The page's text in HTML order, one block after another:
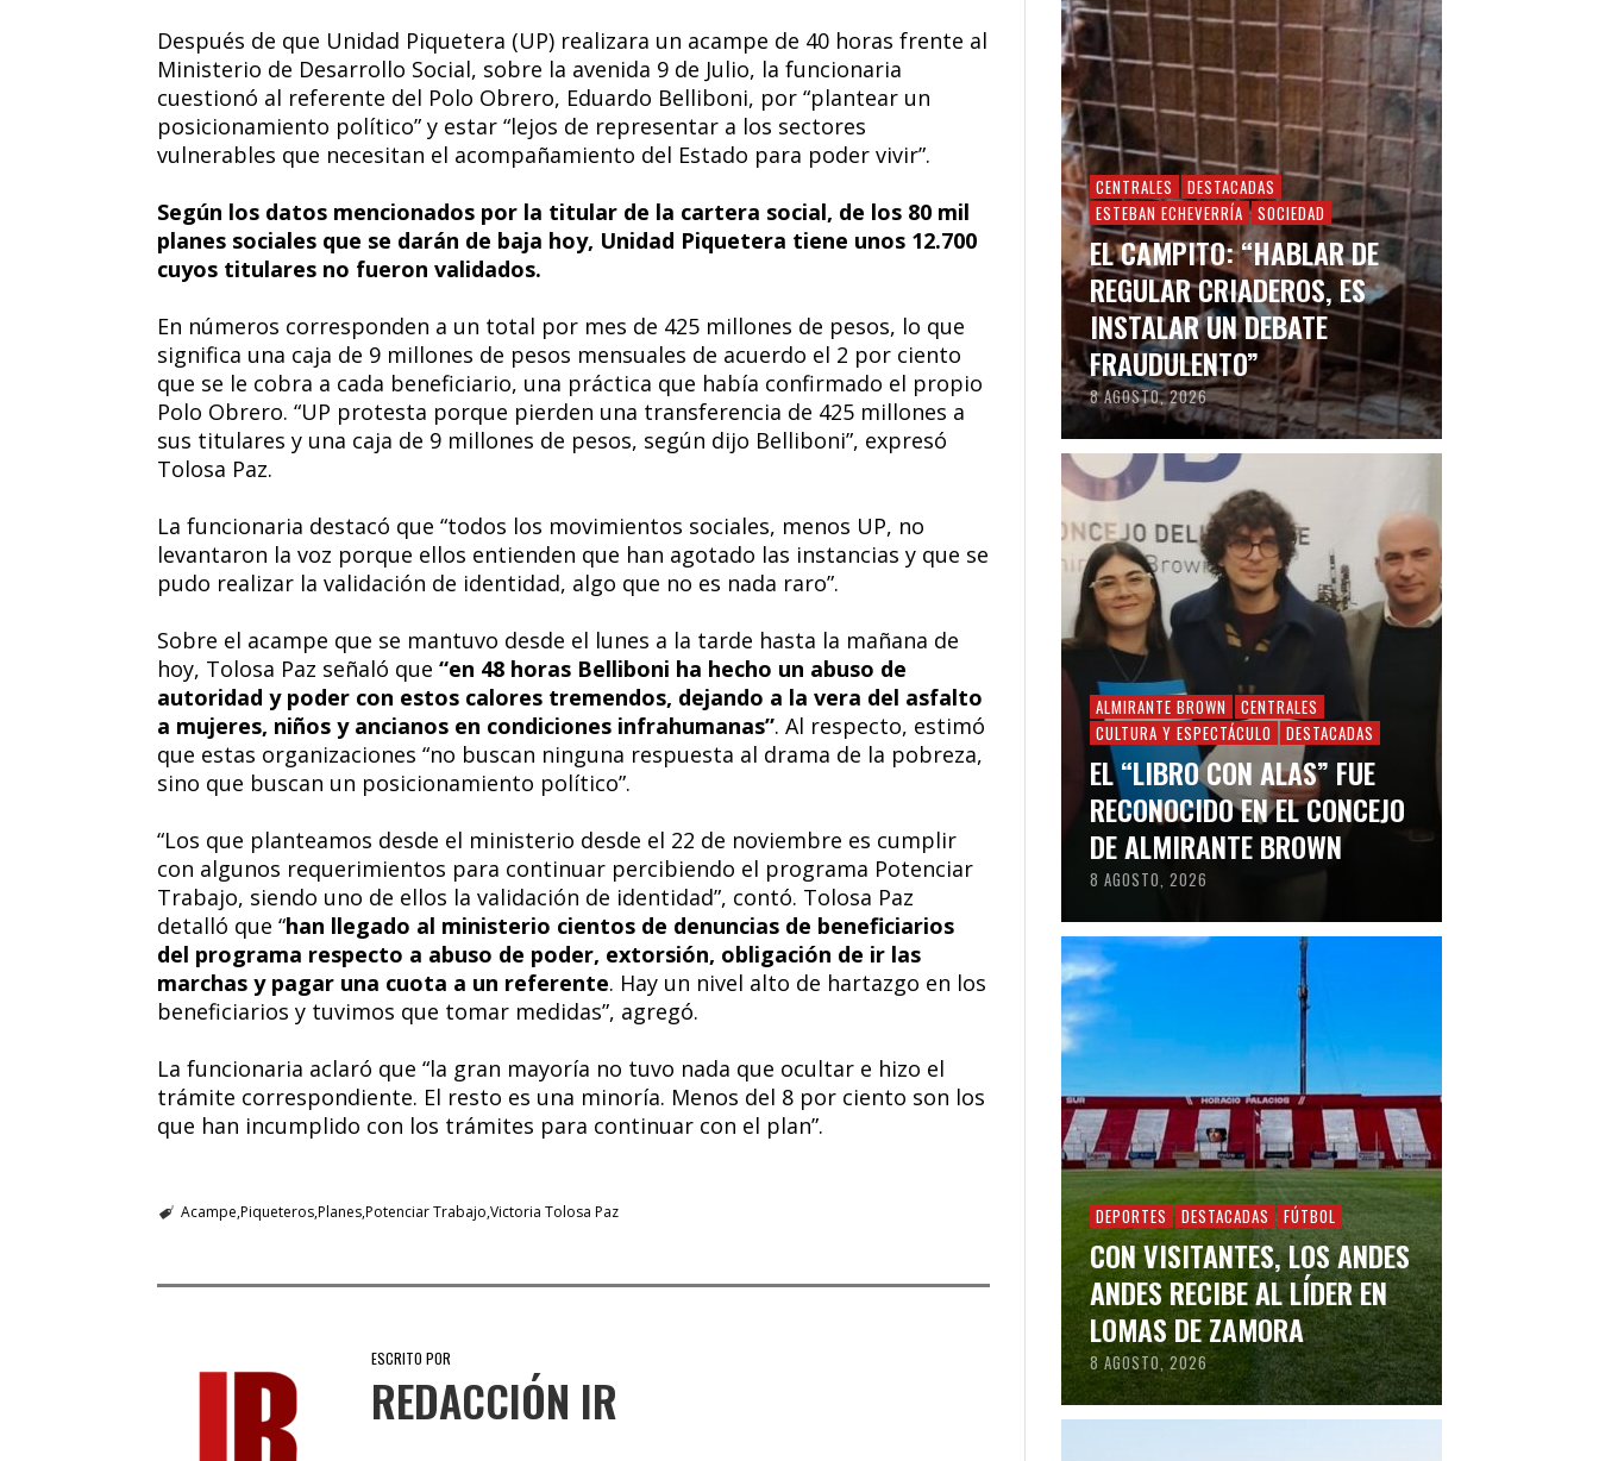
Después de que Unidad Piquetera (UP) realizara un acampe de 40 horas frente al
Ministerio de Desarrollo Social, sobre la avenida 9 de Julio, la funcionaria
cuestionó al referente del Polo Obrero, Eduardo Belliboni, por “plantear un
posicionamiento político” y estar “lejos de representar a los sectores
vulnerables que necesitan el acompañamiento del Estado para poder vivir”.
Según los datos mencionados por la titular de la cartera social, de los 80 mil
planes sociales que se darán de baja hoy, Unidad Piquetera tiene unos 12.700
cuyos titulares no fueron validados.
En números corresponden a un total por mes de 425 millones de pesos, lo que
significa una caja de 9 millones de pesos mensuales de acuerdo el 2 por ciento
que se le cobra a cada beneficiario, una práctica que había confirmado el propio
Polo Obrero. “UP protesta porque pierden una transferencia de 425 millones a
sus titulares y una caja de 9 millones de pesos, según dijo Belliboni”, expresó
Tolosa Paz.
La funcionaria destacó que “todos los movimientos sociales, menos UP, no
levantaron la voz porque ellos entienden que han agotado las instancias y que se
pudo realizar la validación de identidad, algo que no es nada raro”.
Sobre el acampe que se mantuvo desde el lunes a la tarde hasta la mañana de
hoy, Tolosa Paz señaló que “en 48 horas Belliboni ha hecho un abuso de
autoridad y poder con estos calores tremendos, dejando a la vera del asfalto
a mujeres, niños y ancianos en condiciones infrahumanas”. Al respecto, estimó
que estas organizaciones “no buscan ninguna respuesta al drama de la pobreza,
sino que buscan un posicionamiento político”.
“Los que planteamos desde el ministerio desde el 22 de noviembre es cumplir
con algunos requerimientos para continuar percibiendo el programa Potenciar
Trabajo, siendo uno de ellos la validación de identidad”, contó. Tolosa Paz
detalló que “han llegado al ministerio cientos de denuncias de beneficiarios
del programa respecto a abuso de poder, extorsión, obligación de ir las
marchas y pagar una cuota a un referente. Hay un nivel alto de hartazgo en los
beneficiarios y tuvimos que tomar medidas”, agregó.
La funcionaria aclaró que “la gran mayoría no tuvo nada que ocultar e hizo el
trámite correspondiente. El resto es una minoría. Menos del 8 por ciento son los
que han incumplido con los trámites para continuar con el plan”.
Acampe PiqueterosPlanesPotenciar Trabajo Victoria Tolosa Paz
ESCRITO POR
REDACCIÓN IR
CENTRALES
DESTACADAS
ESTEBAN ECHEVERRÍA
SOCIEDAD
EL CAMPITO: “HABLAR DE
REGULAR CRIADEROS, ES
INSTALAR UN DEBATE
FRAUDULENTO”
8 AGOSTO, 2026
ALMIRANTE BROWN
CENTRALES
CULTURA Y ESPECTÁCULO
DESTACADAS
EL “LIBRO CON ALAS” FUE
RECONOCIDO EN EL CONCEJO
DE ALMIRANTE BROWN
8 AGOSTO, 2026
DEPORTES DESTACADAS FÚTBOL
CON VISITANTES, LOS ANDES
ANDES RECIBE AL LÍDER EN
LOMAS DE ZAMORA
8 AGOSTO, 2026